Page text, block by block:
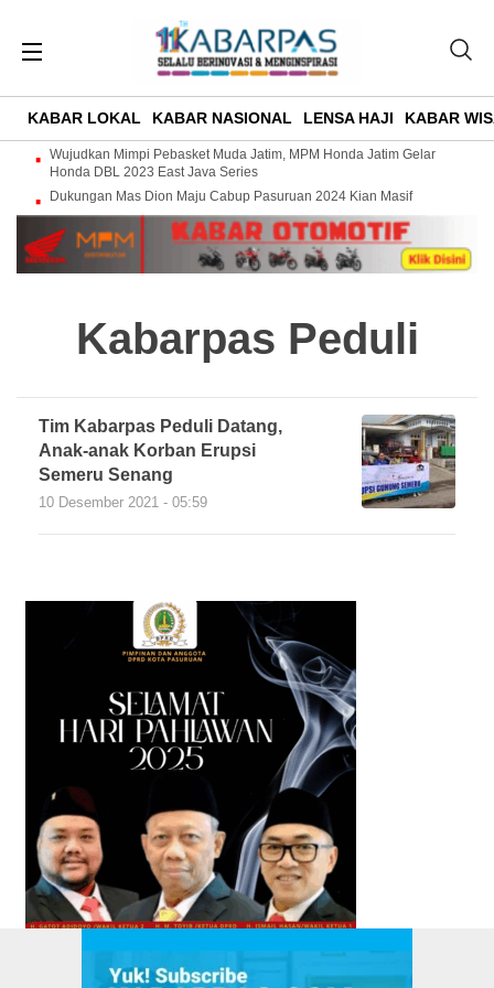
KABAR LOKAL KABAR NASIONAL LENSA HAJI KABAR
Wujudkan Mimpi Pebasket Muda Jatim, MPM Honda Jatim Gelar
Honda DBL 2023 East Java Series
Dukungan Mas Dion Maju Cabup Pasuruan 2024 Kian Masif
Kabarpas Peduli
Tim Kabarpas Peduli Datang,
Anak-anak Korban Erupsi
Semeru Senang
10 Desember 2021 - 05:59